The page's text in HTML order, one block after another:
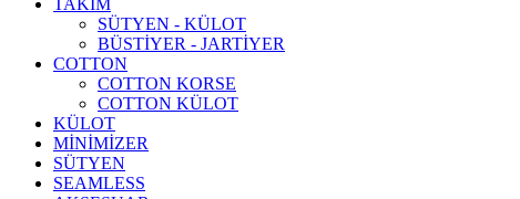
TAKIM
SÜTYEN - KÜLOT
BÜSTİYER - JARTİYER
COTTON
COTTON KORSE
COTTON KÜLOT
KÜLOT
MİNİMİZER
SÜTYEN
SEAMLESS